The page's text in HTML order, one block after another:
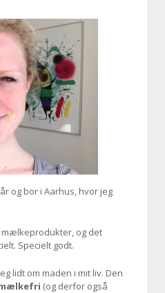
og bor i Aarhus, hvor jeg
mælkeprodukter, og det
Specielt godt.
lidt om maden i mit liv. Den
(og derfor også